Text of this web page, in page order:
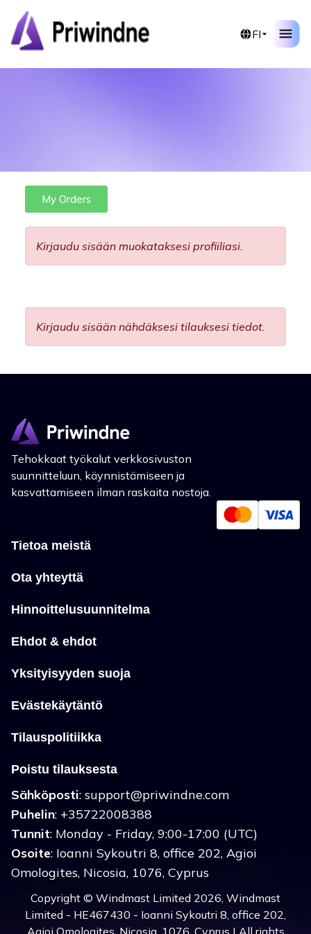
FI
My Orders
Kirjaudu sisään muokataksesi profiiliasi.
Kirjaudu sisään nähdäksesi tilauksesi tiedot.
Tehokkaat työkalut verkkosivuston
suunnitteluun, käynnistämiseen ja
kasvattamiseen ilman raskaita nostoja.
Tietoa meistä
Ota yhteyttä
Hinnoittelusuunnitelma
Ehdot & ehdot
Yksityisyyden suoja
Evästekäytäntö
Tilauspolitiikka
Poistu tilauksesta
Sähköposti: support@priwindne.com
Puhelin: +35722008388
Tunnit: Monday - Friday, 9:00-17:00 (UTC)
Osoite: Ioanni Sykoutri 8, office 202, Agioi
Omologites, Nicosia, 1076, Cyprus
Copyright © Windmast Limited 2026, Windmast
Limited - HE467430 - Ioanni Sykoutri 8, office 202,